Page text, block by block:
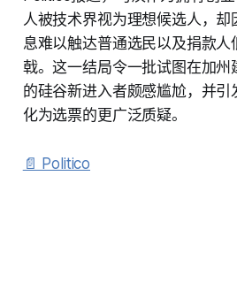
人被技术界视为理想候选人，
息难以触达普通选民以及捐款
戟。这一结局令一批试图在加州
的硅谷新进入者颇感尴尬，并
化为选票的更广泛质疑。
📄 Politico